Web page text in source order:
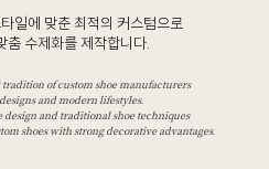
일에 맞춘 최적의 커스텀으로
춤 수제화를 제작합니다.
tradition of custom shoe manufacturers
and modern lifestyles.
and traditional shoe techniques
shoes with strong decorative advantages.